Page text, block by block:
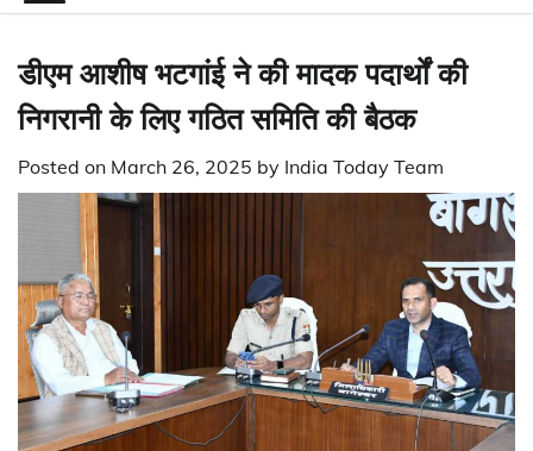
डीएम आशीष भटगांई ने की मादक पदार्थों की
निगरानी के लिए गठित समिति की बैठक
Posted on March 26, 2025 by India Today Team